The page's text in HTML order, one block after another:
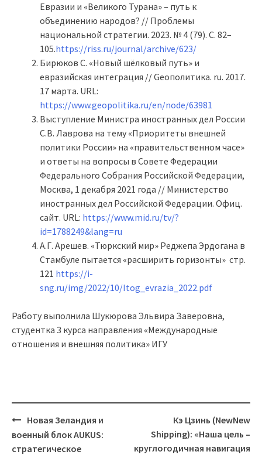
Евразии и «Великого Турана» – путь к
объединению народов? // Проблемы
национальной стратегии. 2023. № 4 (79). С. 82–
105.https://riss.ru/journal/archive/623/
Бирюков С. «Новый шёлковый путь» и
евразийская интеграция // Geoполитика. ru. 2017.
17 марта. URL:
https://www.geopolitika.ru/en/node/63981
Выступление Министра иностранных дел России
С.В. Лаврова на тему «Приоритеты внешней
политики России» на «правительственном часе»
и ответы на вопросы в Совете Федерации
Федерального Собрания Российской Федерации,
Москва, 1 декабря 2021 года // Министерство
иностранных дел Российской Федерации. Офиц.
сайт. URL: https://www.mid.ru/tv/?
id=1788249&lang=ru
А.Г. Арешев. «Тюркский мир» Реджепа Эрдогана в
Стамбуле пытается «расширить горизонты» стр.
121 https://i-
sng.ru/img/2022/10/Itog_evrazia_2022.pdf
Работу выполнила Шукюрова Эльвира Заверовна,
студентка 3 курса направления «Международные
отношения и внешняя политика» ИГУ
Навигация
Новая Зеландия и
военный блок AUKUS:
стратегическое
Кэ Цзинь (NewNew
Shipping): «Наша цель –
круглогодичная навигация